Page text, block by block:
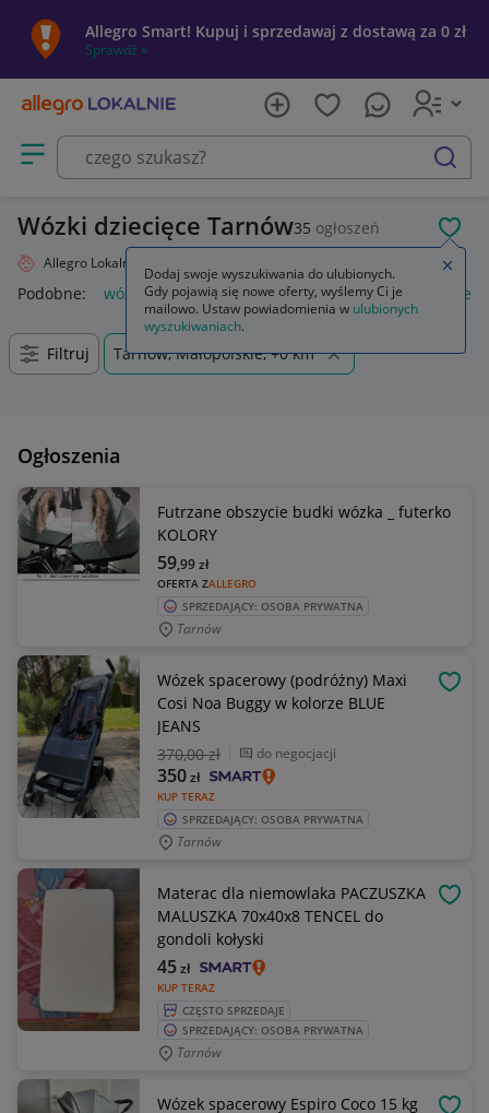
Allegro Smart! Kupuj i sprzedawaj z dostawą za 0 zł
Sprawdź »
Otwórz menu z kategoriami
szukaj
Wózki dziecięce Tarnów35 ogłoszeń
Allegro Lokalnie
Podobne: wózki wózki do bramy przesuwnej wózki
Filtruj Tarnów, Małopolskie, +0 km
Ogłoszenia
Futrzane obszycie budki wózka _ futerko
KOLORY
OFERTA ZALLEGRO
59,99zł
SPRZEDAJĄCY: OSOBA PRYWATNA
Tarnów
Wózek spacerowy (podróżny) Maxi
Cosi Noa Buggy w kolorze BLUE
JEANS
370,00 zł do negocjacji
KUP TERAZ
350zł
SPRZEDAJĄCY: OSOBA PRYWATNA
Tarnów
Materac dla niemowlaka PACZUSZKA
MALUSZKA 70x40x8 TENCEL do
gondoli kołyski
KUP TERAZ
45zł
CZĘSTO SPRZEDAJE
SPRZEDAJĄCY: OSOBA PRYWATNA
Tarnów
Wózek spacerowy Espiro Coco 15 kg
Dodaj swoje wyszukiwania do ulubionych.
Gdy pojawią się nowe oferty, wyślemy Ci je
mailowo. Ustaw powiadomienia w ulubionych
wyszukiwaniach.